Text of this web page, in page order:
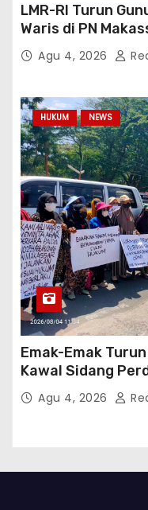
LMR-RI Turun
Waris di PN
Persidangan
Agu 4, 2026
HUKUM NEWS
Emak-Emak
Kawal Sidang
254/Pdt.G/2026/
Agu 4, 2026